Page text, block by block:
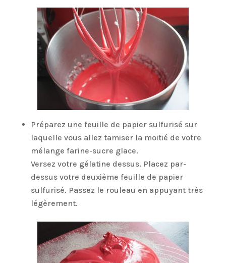
Préparez une feuille de papier sulfurisé sur
laquelle vous allez tamiser la moitié de votre
mélange farine-sucre glace.
Versez votre gélatine dessus. Placez par-
dessus votre deuxième feuille de papier
sulfurisé. Passez le rouleau en appuyant très
légèrement.